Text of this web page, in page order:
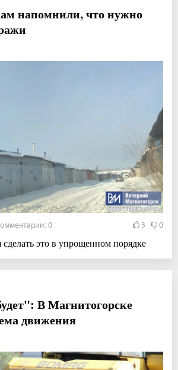
напомнили, что нужно
0 3 0
сделать это в упрощенном порядке
В Магнитогорске
движения